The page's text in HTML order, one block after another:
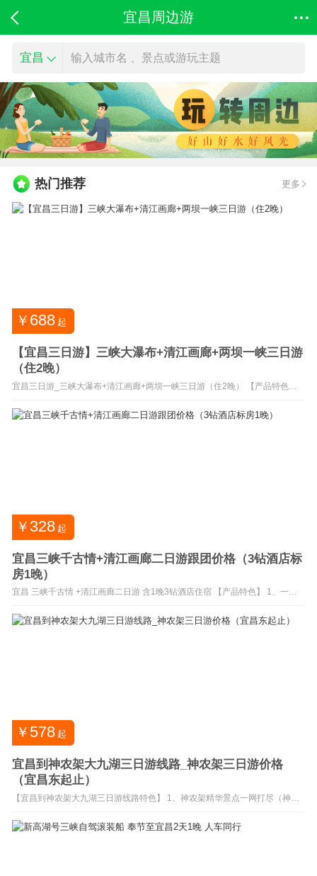
宜昌周边游
宜昌 输入城市名 、景点或游玩主题
热门推荐 更多
￥ 688 起
【宜昌三日游】三峡大瀑布+清江画廊+两坝一峡三日游
（住2晚）
宜昌三日游_三峡大瀑布+清江画廊+两坝一峡三日游（住2晚） 【产品特色】
美如画，三百里 画廊 在长阳”。巴人故里、美丽清江 3、游览世纪工程、国之
重器— 三峡大坝 ，感受世纪伟业！ 4、乘坐 两坝一峡 游船过葛洲坝船闸体
￥ 328 起
宜昌三峡千古情+清江画廊二日游跟团价格（3钻酒店标
房1晚）
宜昌 三峡千古情 +清江画廊二日游 含1晚3钻酒店住宿 【产品特色】 1、一生
AAAAA级风景名胜 清江画廊 （游船慢游） 3、住宿升级1晚3钻 品牌连锁酒店
宜昌二日游三峡千古情+清江画廊预定咨询：0717-6525606、18908600401
￥ 578 起
宜昌到神农架大九湖三日游线路_神农架三日游价格
（宜昌东起止）
【宜昌到神农架大九湖三日游线路特色】 1、神农架精华景点一网打尽（神农
地、驯鹿苑喂养梅花鹿、九湖晨雾； 3、木鱼镇一晚+大九湖坪阡镇一晚住宿更
养生 4、湖北休闲度假推荐神农架大九湖三日游线路。 【宜昌神农架大九湖三